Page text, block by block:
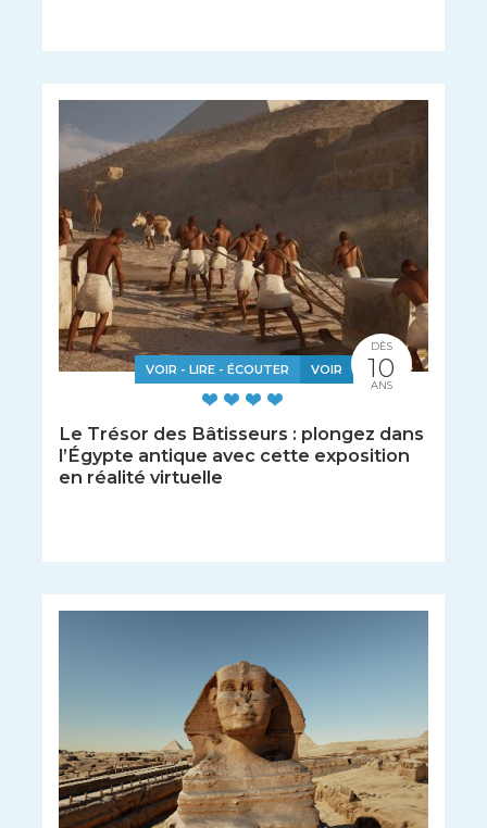
VOIR - LIRE - ÉCOUTER VOIR
Le Trésor des Bâtisseurs : plongez dans
l’Égypte antique avec cette exposition
en réalité virtuelle
DÈS
10
ANS